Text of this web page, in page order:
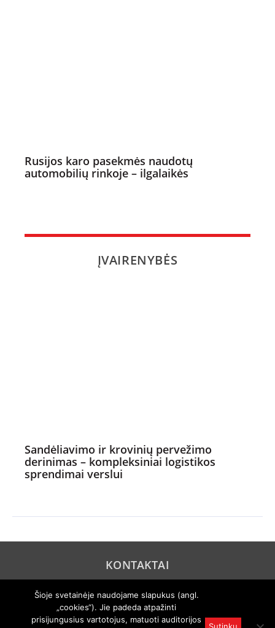
Rusijos karo pasekmės naudotų
automobilių rinkoje – ilgalaikės
ĮVAIRENYBĖS
Sandėliavimo ir krovinių pervežimo
derinimas – kompleksiniai logistikos
sprendimai verslui
KONTAKTAI
PRIVATUMO POLITIKA
Šioje svetainėje naudojame slapukus (angl.
„cookies“). Jie padeda atpažinti
prisijungusius vartotojus, matuoti auditorijos
Sutinku